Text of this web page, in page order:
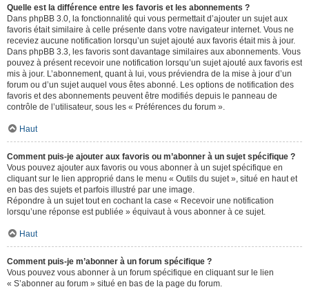
Quelle est la différence entre les favoris et les abonnements ?
Dans phpBB 3.0, la fonctionnalité qui vous permettait d’ajouter un sujet aux
favoris était similaire à celle présente dans votre navigateur internet. Vous ne
receviez aucune notification lorsqu’un sujet ajouté aux favoris était mis à jour.
Dans phpBB 3.3, les favoris sont davantage similaires aux abonnements. Vous
pouvez à présent recevoir une notification lorsqu’un sujet ajouté aux favoris est
mis à jour. L’abonnement, quant à lui, vous préviendra de la mise à jour d’un
forum ou d’un sujet auquel vous êtes abonné. Les options de notification des
favoris et des abonnements peuvent être modifiés depuis le panneau de
contrôle de l’utilisateur, sous les « Préférences du forum ».
Haut
Comment puis-je ajouter aux favoris ou m’abonner à un sujet spécifique ?
Vous pouvez ajouter aux favoris ou vous abonner à un sujet spécifique en
cliquant sur le lien approprié dans le menu « Outils du sujet », situé en haut et
en bas des sujets et parfois illustré par une image.
Répondre à un sujet tout en cochant la case « Recevoir une notification
lorsqu’une réponse est publiée » équivaut à vous abonner à ce sujet.
Haut
Comment puis-je m’abonner à un forum spécifique ?
Vous pouvez vous abonner à un forum spécifique en cliquant sur le lien
« S’abonner au forum » situé en bas de la page du forum.